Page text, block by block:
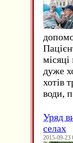
дуже
хотів
води,
Уряд
селах
2015-09-23